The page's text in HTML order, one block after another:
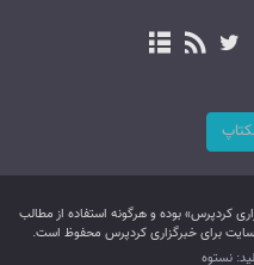
کردپرس» بوده و هرگونه استفاده از مطالب
برای خبرگزاری کردپرس محفوظ است.
نستوه